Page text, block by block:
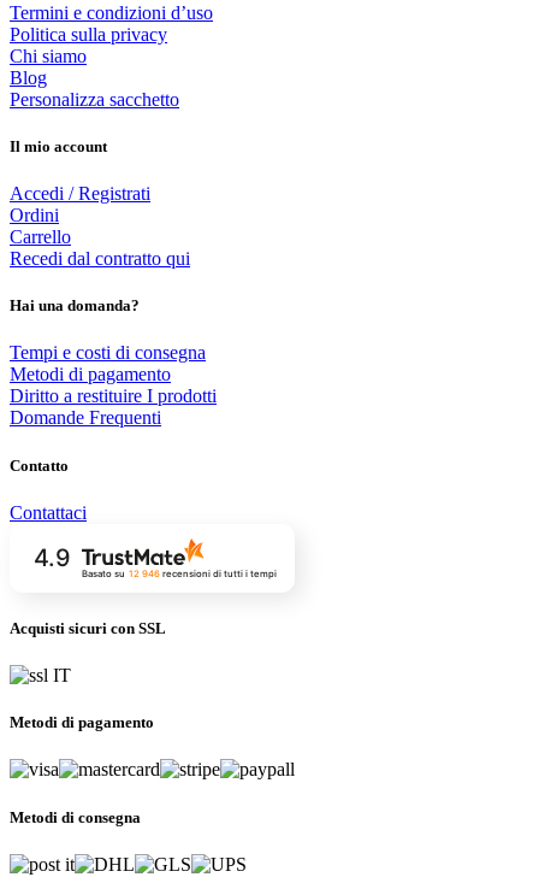
Termini e condizioni d’uso
Politica sulla privacy
Chi siamo
Blog
Personalizza sacchetto
Il mio account
Accedi / Registrati
Ordini
Carrello
Recedi dal contratto qui
Hai una domanda?
Tempi e costi di consegna
Metodi di pagamento
Diritto a restituire I prodotti
Domande Frequenti
Contatto
Contattaci
4.9
Basato su 12 946recensioni di tutti i tempi
Acquisti sicuri con SSL
Metodi di pagamento
Metodi di consegna